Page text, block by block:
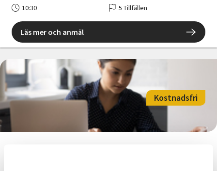
10:30
5 Tillfällen
Läs mer och anmäl
Kostnadsfri